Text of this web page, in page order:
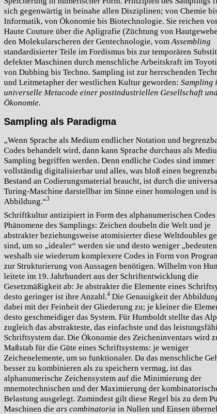
sich gegenwärtig in beinahe allen Disziplinen; von Chemie
Informatik, von Ökonomie bis Biotechnologie. Sie reichen
Haute Couture über die Apligrafie (Züchtung von
den Molekularscheren der Gentechnologie, vom Assembling
standardisierter Teile im Fordismus bis zur temporären
defekter Maschinen durch menschliche Arbeitskraft im
von Dubbing bis Techno. Sampling ist zur herrschenden
und Leitmetapher der westlichen Kultur geworden: Sampling
universelle Metacode einer postindustriellen Gesellschaft
Ökonomie.
Sampling als Paradigma
„Wenn Sprache als Medium endlicher Notation und
Codes behandelt wird, dann kann Sprache durchaus als
Sampling begriffen werden. Denn endliche Codes sind immer
vollständig digitalisierbar und alles, was bloß einen
Bestand an Codierungsmaterial braucht, ist durch die
Turing-Maschine darstellbar im Sinne einer homologen und
Abbildung.“3
Schriftkultur antizipiert in Form des alphanumerischen Codes
Phänomene des Samplings: Zeichen doubeln die Welt und je
abstrakter beziehungsweise atomisierter diese Weltdoubles
sind, um so „idealer“ werden sie und desto weniger
weshalb sie wiederum komplexere Codes in Form von
zur Strukturierung von Aussagen benötigen. Wilhelm von
leitete im 19. Jahrhundert aus der Schriftentwicklung die
Gesetzmäßigkeit ab: Je abstrakter die Elemente eines
desto geringer ist ihre Anzahl.4 Die Genauigkeit der
dabei mit der Feinheit der Gliederung zu; je kleiner die
desto geschmeidiger das System. Für Humboldt stellte das
zugleich das abstrakteste, das einfachste und das
Schriftsystem dar. Die Ökonomie des Zeicheninventars wird
Maßstab für die Güte eines Schriftsystems: je weniger
Zeichenelemente, um so funktionaler. Da das menschliche
besser zu kombinieren als zu speichern vermag, ist das
alphanumerische Zeichensystem auf die Minimierung der
mnemotechnischen und der Maximierung der
Belastung ausgelegt. Zumindest gilt diese Regel bis zu dem
Maschinen die ars combinatoria in Nullen und Einsen